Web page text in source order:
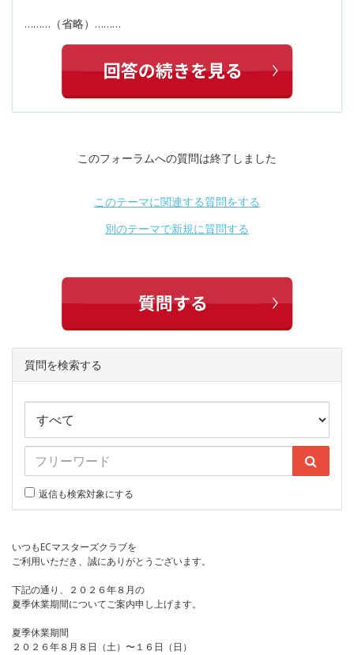
………（省略）………
このフォーラムへの質問は終了しました
このテーマに関連する質問をする
別のテーマで新規に質問する
質問を検索する
返信も検索対象にする
いつもECマスターズクラブを
ご利用いただき、誠にありがとうございます。
下記の通り、２０２６年８月の
夏季休業期間についてご案内申し上げます。
夏季休業期間
２０２６年８月８日（土）〜１６日（日）